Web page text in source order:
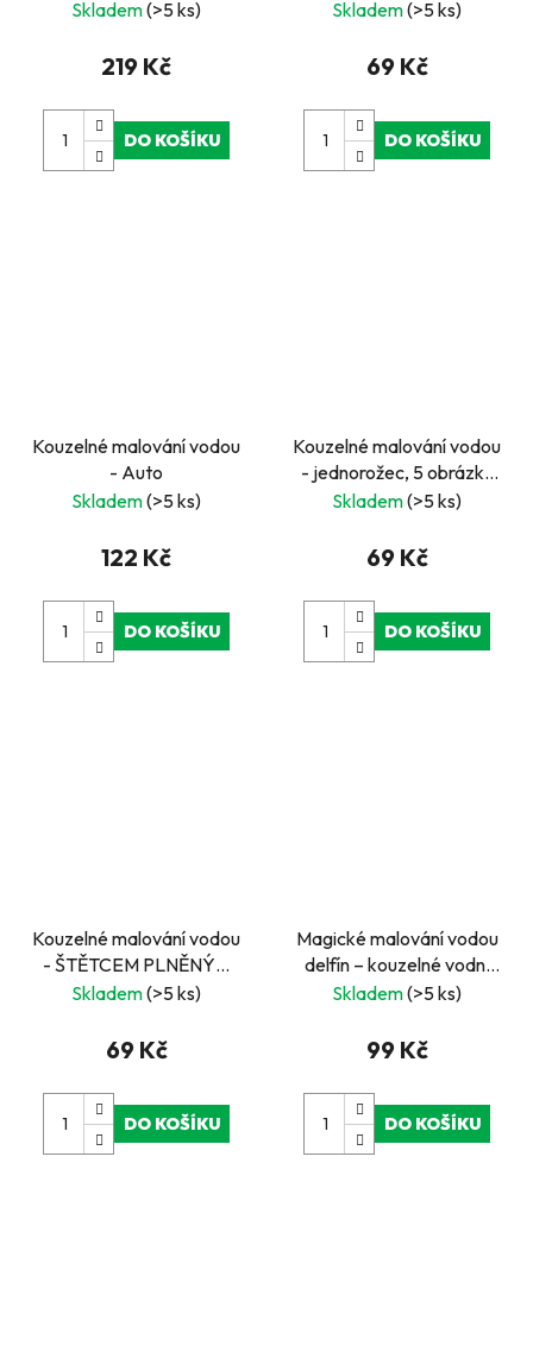
Skladem(>5 ks)
219 Kč
DO KOŠÍKU
cm
Skladem(>5 ks)
69 Kč
DO KOŠÍKU
Kouzelné malování vodou
- Auto
Skladem(>5 ks)
122 Kč
DO KOŠÍKU
Kouzelné malování vodou
- jednorožec, 5 obrázků
23 x 14 cm
Skladem(>5 ks)
69 Kč
DO KOŠÍKU
Kouzelné malování vodou
- ŠTĚTCEM PLNĚNÝM
VODOU 2 obrázky
Skladem(>5 ks)
69 Kč
DO KOŠÍKU
Magické malování vodou
delfín – kouzelné vodní
omalovánky | 1 obrázek +
Skladem(>5 ks)
99 Kč
DO KOŠÍKU